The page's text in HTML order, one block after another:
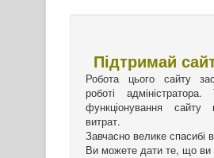
Підтримай
Робота цього сайту
роботі
функціонування сайту
витрат.
Завчасно велике спасибі
Ви можете дати те, що ви